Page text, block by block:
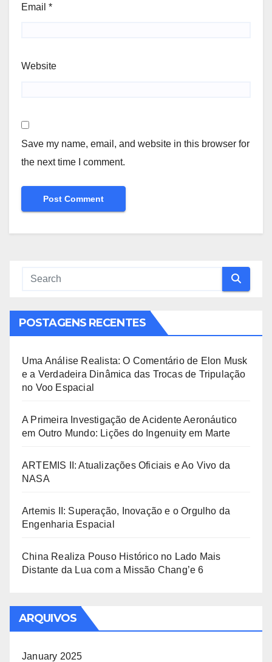
Email *
Website
Save my name, email, and website in this browser for
the next time I comment.
POSTAGENS RECENTES
Uma Análise Realista: O Comentário de Elon Musk
e a Verdadeira Dinâmica das Trocas de Tripulação
no Voo Espacial
A Primeira Investigação de Acidente Aeronáutico
em Outro Mundo: Lições do Ingenuity em Marte
ARTEMIS II: Atualizações Oficiais e Ao Vivo da
NASA
Artemis II: Superação, Inovação e o Orgulho da
Engenharia Espacial
China Realiza Pouso Histórico no Lado Mais
Distante da Lua com a Missão Chang’e 6
ARQUIVOS
January 2025